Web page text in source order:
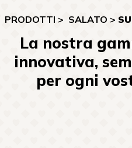
PRODOTTI > SALATO >
La nostra
innovativa,
per ogni